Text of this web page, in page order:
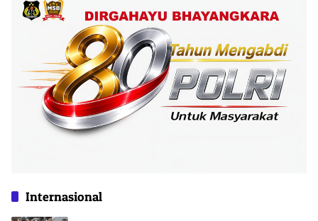
Internasional